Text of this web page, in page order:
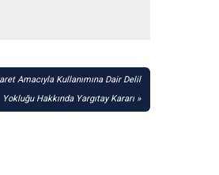
Amacıyla Kullanımına Dair Delil
Yokluğu Hakkında Yargıtay Kararı